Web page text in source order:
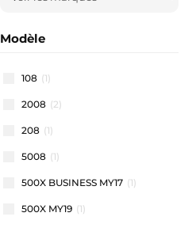
Modèle
108 (1)
2008 (2)
208 (1)
5008 (1)
500X BUSINESS MY17 (1)
500X MY19 (1)